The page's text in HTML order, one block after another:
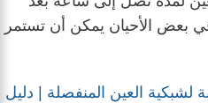
بعض الأحيان يمكن أن تستمر
العين المنفصلة | دليل